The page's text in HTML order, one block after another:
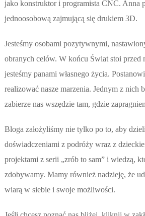
jako konstruktor i programista CNC. Anna
jednoosobową zajmującą się drukiem 3D.
Jesteśmy osobami pozytywnymi,
obranych celów. W końcu Świat stoi przed
jesteśmy panami własnego życia.
realizować nasze marzenia. Jednym z nich
zabierze nas wszędzie tam, gdzie
Bloga założyliśmy nie tylko po to, aby
doświadczeniami z podróży wraz z
projektami z serii „zrób to sam” i wiedzą,
zdobywamy. Mamy również nadzieję, że
wiarą w siebie i swoje możliwości.